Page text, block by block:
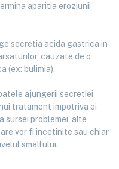
aparitia eroziunii
secretia acida gastrica in
cauzate de o
(ex: bulimia).
ajungerii secretiei
tratament impotriva ei
sursei problemei, alte
vor fi incetinite sau chiar
smaltului.